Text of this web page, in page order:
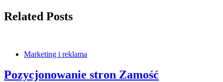
Related Posts
Marketing i reklama
Pozycjonowanie stron Zamość